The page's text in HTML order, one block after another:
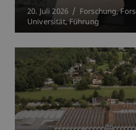
20. Juli 2026 Forschung
Universität Führung